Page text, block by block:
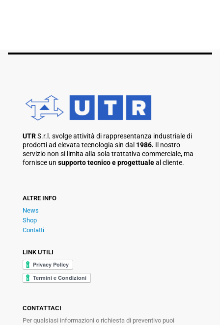
UTRS.r.l. svolge attività di rappresentanza industriale di
prodotti ad elevata tecnologia sin dal 1986. Il nostro
servizio non si limita alla sola trattativa commerciale, ma
fornisce un supporto tecnico e progettualeal cliente.
ALTRE INFO
News
Shop
Contatti
LINK UTILI
CONTATTACI
Per qualsiasi informazioni o richiesta di preventivo puoi